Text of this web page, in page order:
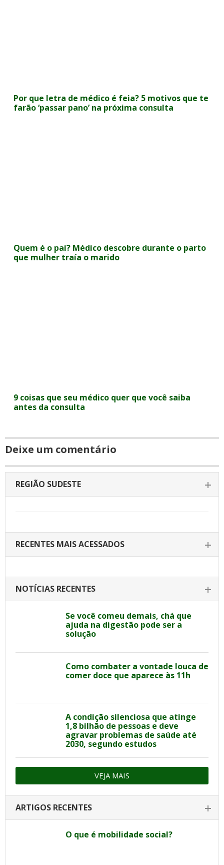
Por que letra de médico é feia? 5 motivos que te
farão ‘passar pano’ na próxima consulta
Quem é o pai? Médico descobre durante o parto
que mulher traía o marido
9 coisas que seu médico quer que você saiba
antes da consulta
Deixe um comentário
REGIÃO SUDESTE
RECENTES MAIS ACESSADOS
NOTÍCIAS RECENTES
Se você comeu demais, chá que
ajuda na digestão pode ser a
solução
Como combater a vontade louca de
comer doce que aparece às 11h
A condição silenciosa que atinge
1,8 bilhão de pessoas e deve
agravar problemas de saúde até
2030, segundo estudos
VEJA MAIS
ARTIGOS RECENTES
O que é mobilidade social?